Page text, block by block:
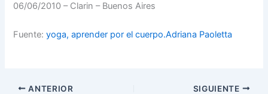
06/06/2010 – Clarin – Buenos Aires
Fuente:yoga, aprender por el cuerpo.Adriana Paoletta
ANTERIOR SIGUIENTE